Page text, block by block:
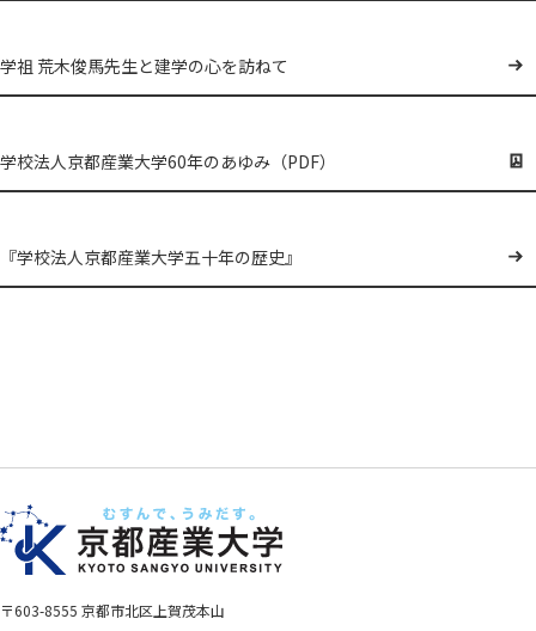
学祖 荒木俊馬先生と建学の心を訪ねて
学校法人京都産業大学60年のあゆみ（PDF）
『学校法人京都産業大学五十年の歴史』
〒603-8555 京都市北区上賀茂本山